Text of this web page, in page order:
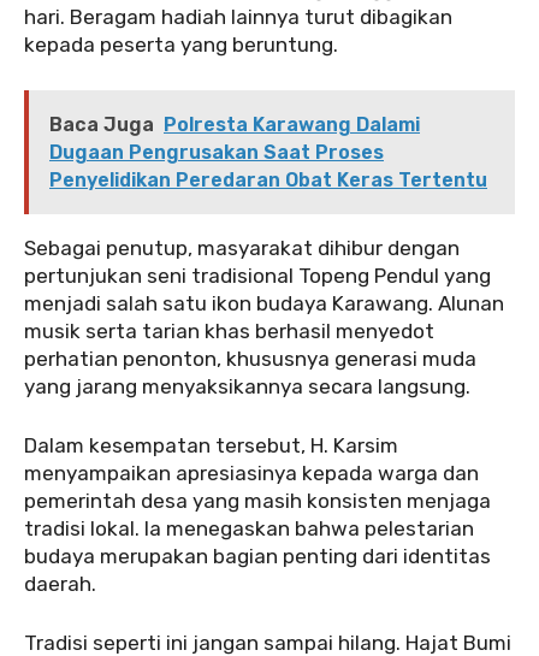
hari. Beragam hadiah lainnya turut dibagikan
kepada peserta yang beruntung.
Baca Juga Polresta Karawang Dalami
Dugaan Pengrusakan Saat Proses
Penyelidikan Peredaran Obat Keras Tertentu
Sebagai penutup, masyarakat dihibur dengan
pertunjukan seni tradisional Topeng Pendul yang
menjadi salah satu ikon budaya Karawang. Alunan
musik serta tarian khas berhasil menyedot
perhatian penonton, khususnya generasi muda
yang jarang menyaksikannya secara langsung.
Dalam kesempatan tersebut, H. Karsim
menyampaikan apresiasinya kepada warga dan
pemerintah desa yang masih konsisten menjaga
tradisi lokal. Ia menegaskan bahwa pelestarian
budaya merupakan bagian penting dari identitas
daerah.
Tradisi seperti ini jangan sampai hilang. Hajat Bumi